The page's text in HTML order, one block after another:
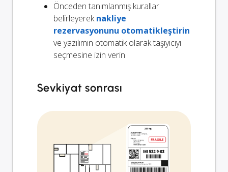
Önceden tanımlanmış kurallar
belirleyereknakliye
rezervasyonunu otomatikleştirin
ve yazılımın otomatik olarak taşıyıcıyı
seçmesine izin verin
Sevkiyat sonrası